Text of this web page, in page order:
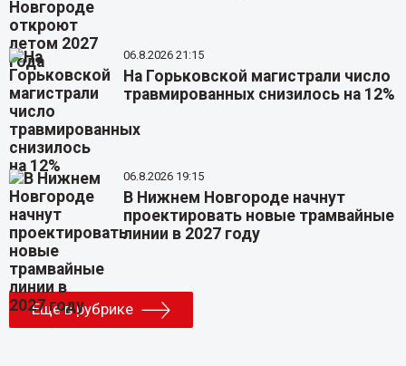
06.8.2026 21:15
На Горьковской магистрали число
травмированных снизилось на 12%
06.8.2026 19:15
В Нижнем Новгороде начнут
проектировать новые трамвайные
линии в 2027 году
Еще в рубрике